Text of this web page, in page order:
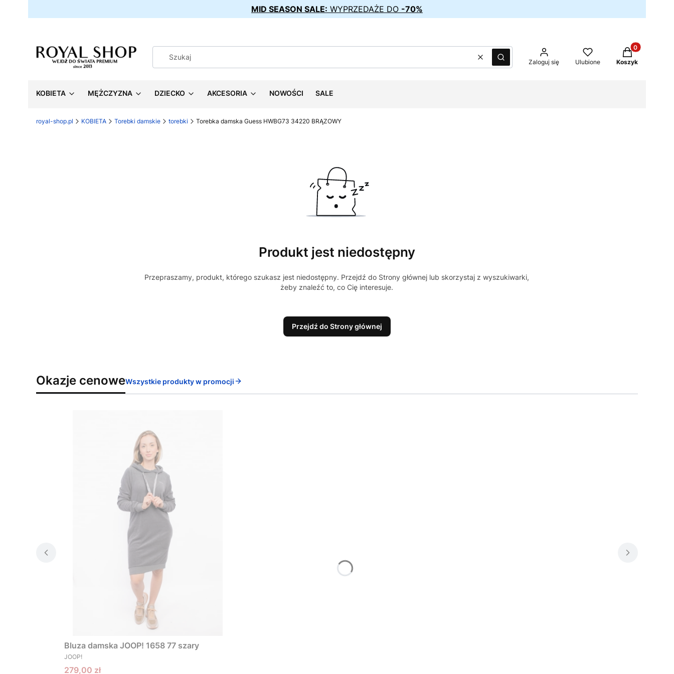
MID SEASON SALE: WYPRZEDAŻE DO -70%
WyczyśćSzukaj Zaloguj się Ulubione
Produkty w
Koszyk
KOBIETA MĘŻCZYZNA DZIECKO AKCESORIA NOWOŚCI SALE
royal-shop.pl KOBIETA Torebki damskie torebki Torebka damska Guess HWBG73 34220 BRĄZOWY
Produkt jest niedostępny
Przepraszamy, produkt, którego szukasz jest niedostępny. Przejdź do Strony głównej lub skorzystaj z wyszukiwarki,
żeby znaleźć to, co Cię interesuje.
Przejdź do Strony głównej
Okazje cenoweWszystkie produkty w promocji
Bluza damska JOOP! 1658 77 szary
PRODUCENT
JOOP!
Cena promocyjna
279,00 zł